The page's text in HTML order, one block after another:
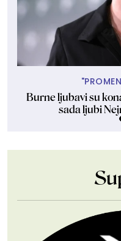
Burne ljubavi su
sada ljubi